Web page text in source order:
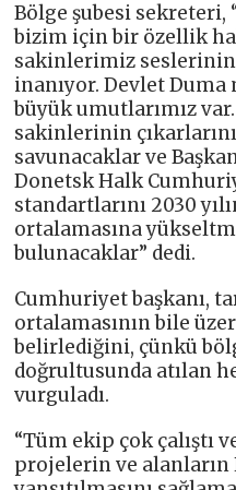
Bölge şubesi sekreteri,
bizim için bir özellik
sakinlerimiz
inanıyor. Devlet
büyük umutlarımız
sakinlerinin
savunacaklar ve
Donetsk Halk
standartlarını 2030
ortalamasına
bulunacaklar” dedi.
Cumhuriyet başkanı,
ortalamasının bile
belirlediğini, çünkü
doğrultusunda atılan
vurguladı.
“Tüm ekip çok çalıştı
projelerin ve alanların